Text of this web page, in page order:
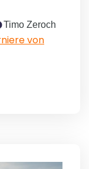
Timo Zeroch
von